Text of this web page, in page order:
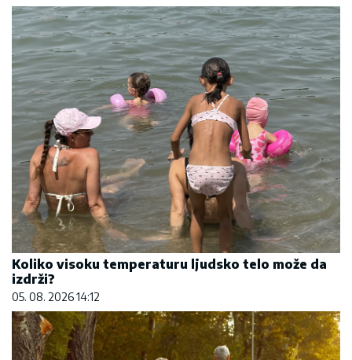
Koliko visoku temperaturu ljudsko telo može da
izdrži?
05. 08. 2026 14:12